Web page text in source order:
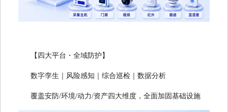
【四大平台・全域防护】
数字孪生｜风险感知｜综合巡检｜数据分析
覆盖安防/环境/动力/资产四大维度，全面加固基础设施